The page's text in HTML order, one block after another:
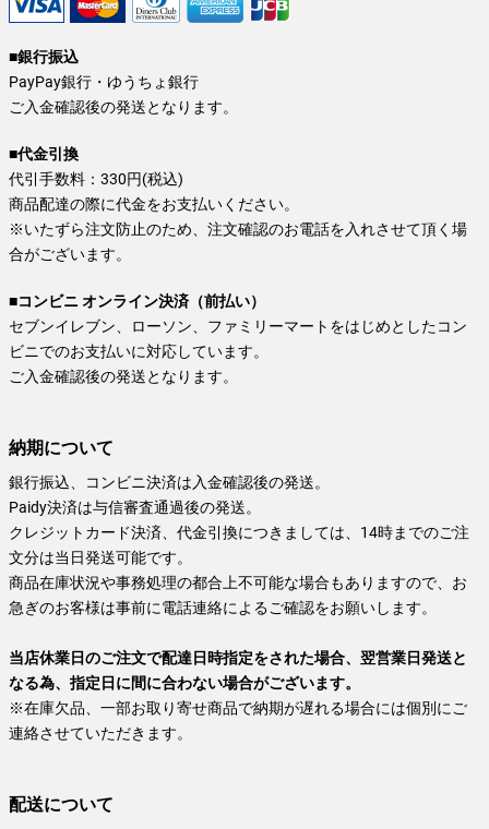
■銀行振込
PayPay銀行・ゆうちょ銀行
ご入金確認後の発送となります。
■代金引換
代引手数料：330円(税込)
商品配達の際に代金をお支払いください。
※いたずら注文防止のため、注文確認のお電話を入れさせて頂く場
合がございます。
■コンビニ オンライン決済（前払い）
セブンイレブン、ローソン、ファミリーマートをはじめとしたコン
ビニでのお支払いに対応しています。
ご入金確認後の発送となります。
納期について
銀行振込、コンビニ決済は入金確認後の発送。
Paidy決済は与信審査通過後の発送。
クレジットカード決済、代金引換につきましては、14時までのご注
文分は当日発送可能です。
商品在庫状況や事務処理の都合上不可能な場合もありますので、お
急ぎのお客様は事前に電話連絡によるご確認をお願いします。
当店休業日のご注文で配達日時指定をされた場合、翌営業日発送と
なる為、指定日に間に合わない場合がございます。
※在庫欠品、一部お取り寄せ商品で納期が遅れる場合には個別にご
連絡させていただきます。
配送について